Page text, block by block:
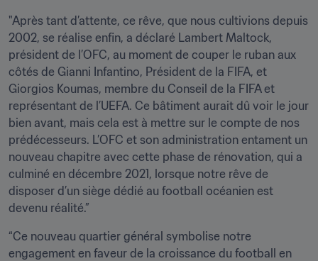
"Après tant d’attente, ce rêve, que nous cultivions depuis
2002, se réalise enfin, a déclaré Lambert Maltock,
président de l’OFC, au moment de couper le ruban aux
côtés de Gianni Infantino, Président de la FIFA, et
Giorgios Koumas, membre du Conseil de la FIFA et
représentant de l’UEFA. Ce bâtiment aurait dû voir le jour
bien avant, mais cela est à mettre sur le compte de nos
prédécesseurs. L’OFC et son administration entament un
nouveau chapitre avec cette phase de rénovation, qui a
culminé en décembre 2021, lorsque notre rêve de
disposer d’un siège dédié au football océanien est
devenu réalité.”
“Ce nouveau quartier général symbolise notre
engagement en faveur de la croissance du football en